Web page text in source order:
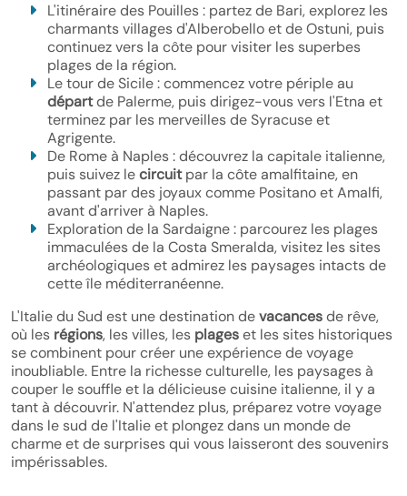
L'itinéraire des Pouilles : partez de Bari, explorez les
charmants villages d'Alberobello et de Ostuni, puis
continuez vers la côte pour visiter les superbes
plages de la région.
Le tour de Sicile : commencez votre périple au
départde Palerme, puis dirigez-vous vers l'Etna et
terminez par les merveilles de Syracuse et
Agrigente.
De Rome à Naples : découvrez la capitale italienne,
puis suivez lecircuitpar la côte amalfitaine, en
passant par des joyaux comme Positano et Amalfi,
avant d'arriver à Naples.
Exploration de la Sardaigne : parcourez les plages
immaculées de la Costa Smeralda, visitez les sites
archéologiques et admirez les paysages intacts de
cette île méditerranéenne.
L'Italie du Sud est une destination devacancesde rêve,
où les régions, les villes, les plageset les sites historiques
se combinent pour créer une expérience de voyage
inoubliable. Entre la richesse culturelle, les paysages à
couper le souffle et la délicieuse cuisine italienne, il y a
tant à découvrir. N'attendez plus, préparez votre voyage
dans le sud de l'Italie et plongez dans un monde de
charme et de surprises qui vous laisseront des souvenirs
impérissables.